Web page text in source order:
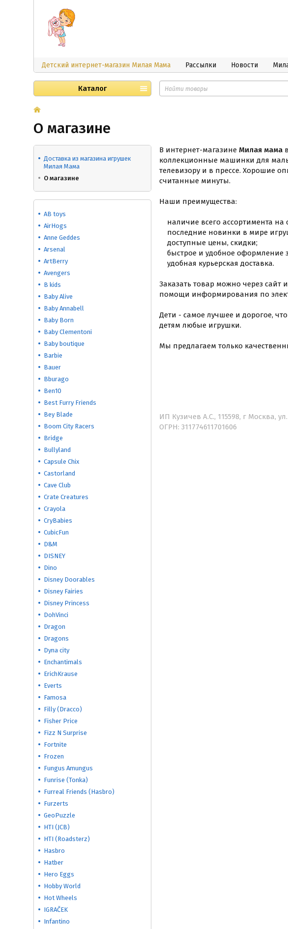
Детский интернет-магазин Милая Мама Рассылки Новости
Каталог
О магазине
Доставка из магазина игрушек
Милая Мама
О магазине
AB toys
AirHogs
Anne Geddes
Arsenal
ArtBerry
Avengers
B kids
Baby Alive
Baby Annabell
Baby Born
Baby Clementoni
Baby boutique
Barbie
Bauer
Bburago
Ben10
Best Furry Friends
Bey Blade
Boom City Racers
Bridge
Bullyland
Capsule Chix
Castorland
Cave Club
Crate Creatures
Crayola
CryBabies
CubicFun
D&M
DISNEY
Dino
Disney Doorables
Disney Fairies
Disney Princess
DohVinci
Dragon
Dragons
Dyna city
Enchantimals
ErichKrause
Everts
Famosa
Filly (Dracco)
Fisher Price
Fizz N Surprise
Fortnite
Frozen
Fungus Amungus
Funrise (Tonka)
Furreal Friends (Hasbro)
Furzerts
GeoPuzzle
HTI (JCB)
HTI (Roadsterz)
Hasbro
Hatber
Hero Eggs
Hobby World
Hot Wheels
IGRAČEK
Infantino
В интернет-магазине Милая мама
коллекционные машинки для
телевизору и в прессе. Хорошие
считанные минуты.
Наши преимущества:
наличие всего ассортимента на
последние новинки в мире
доступные цены, скидки;
быстрое и удобное оформление
удобная курьерская доставка.
Заказать товар можно через сайт
помощи информирования по
Дети - самое лучшее и дорогое,
детям любые игрушки.
Мы предлагаем только
ИП Кузичев А.С., 115598, г Москва,
ОГРН: 311774611701606